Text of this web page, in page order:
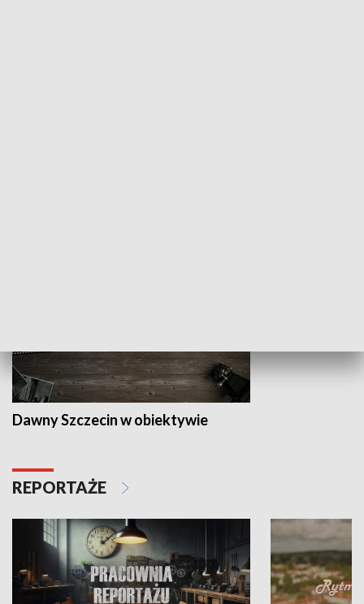
Dawny Szczecin w obiektywie
REPORTAŻE